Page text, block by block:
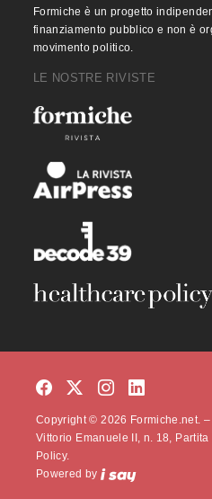
Formiche è un progetto
finanziamento pubblico e non è
movimento politico.
LE NOSTRE RIVISTE
Copyright © 2026 Formiche.net.
Vittorio Emanuele II, n. 18, Partita
Policy.
Powered by